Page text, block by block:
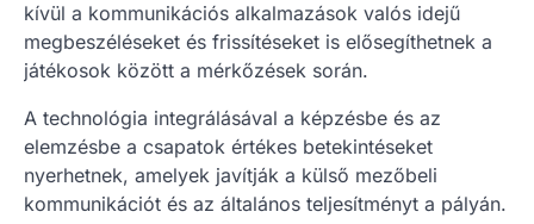
kívül a kommunikációs alkalmazások valós idejű
megbeszéléseket és frissítéseket is elősegíthetnek a
játékosok között a mérkőzések során.
A technológia integrálásával a képzésbe és az
elemzésbe a csapatok értékes betekintéseket
nyerhetnek, amelyek javítják a külső mezőbeli
kommunikációt és az általános teljesítményt a pályán.